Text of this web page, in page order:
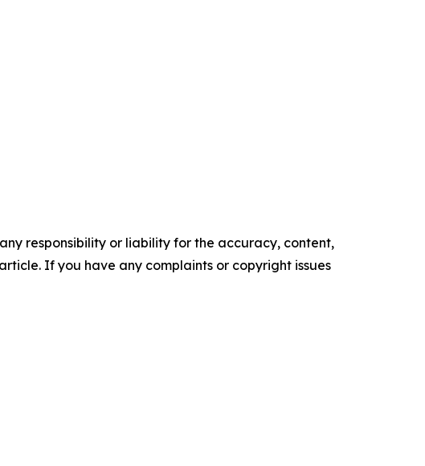
responsibility or liability for the accuracy, content,
If you have any complaints or copyright issues